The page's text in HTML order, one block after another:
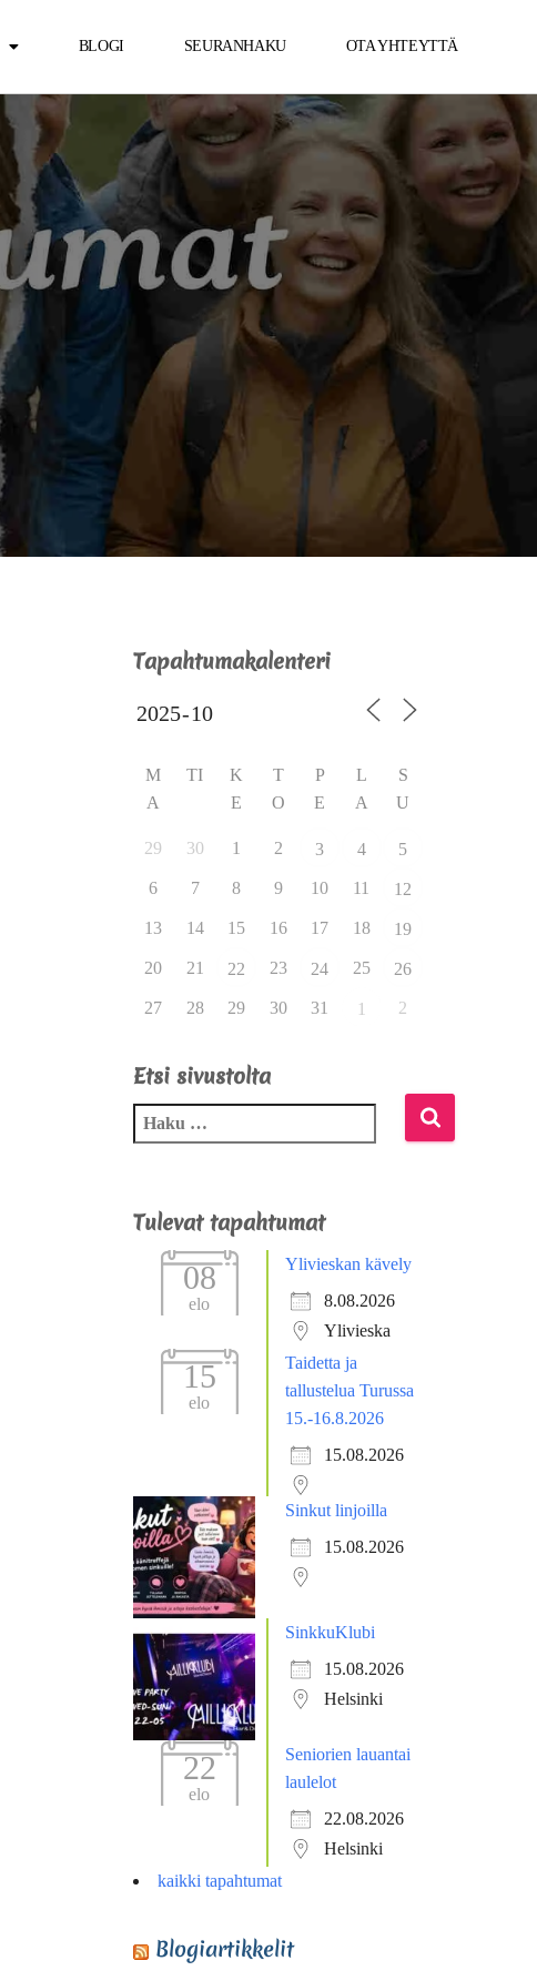
BLOGI SEURANHAKU OTA YHTEYTTÄ
Tapahtumakalenteri
M
A
TI
K
E
T
O
P
E
L
A
S
U
29 30 1 2 3 4 5
6 7 8 9 10 11 12
13 14 15 16 17 18 19
20 21 22 23 24 25 26
27 28 29 30 31 1 2
Etsi sivustolta
Tulevat tapahtumat
08
elo
Ylivieskan kävely
8.08.2026
Ylivieska
15
elo
Taidetta ja
tallustelua Turussa
15.-16.8.2026
15.08.2026
Sinkut linjoilla
15.08.2026
SinkkuKlubi
15.08.2026
Helsinki
22
elo
Seniorien lauantai
laulelot
22.08.2026
Helsinki
kaikki tapahtumat
Blogiartikkelit